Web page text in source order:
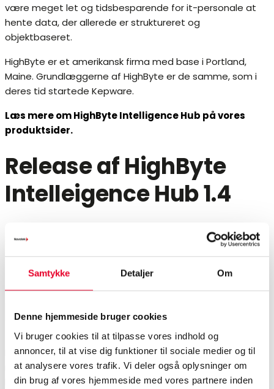
Samtykke Detaljer Om
Denne hjemmeside bruger cookies
Vi bruger cookies til at tilpasse vores indhold og
annoncer, til at vise dig funktioner til sociale medier og til
at analysere vores trafik. Vi deler også oplysninger om
din brug af vores hjemmeside med vores partnere inden
være meget let og tidsbesparende for it-personale at
hente data, der allerede er struktureret og
objektbaseret.
HighByte er et amerikansk firma med base i Portland,
Maine. Grundlæggerne af HighByte er de samme, som i
deres tid startede Kepware.
Læs mere om HighByte Intelligence Hub på vores
produktsider.
Release af HighByte
Intelleigence Hub 1.4
Intelligence Hub 1.4 kommer med nye funktioner til endnu
mere optimeret dataindsamling. Version 1.4 understøtter
komplekse datasæt med flere værdier, en bredere vifte